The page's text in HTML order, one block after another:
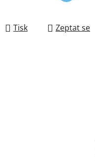
Tisk Zeptat se